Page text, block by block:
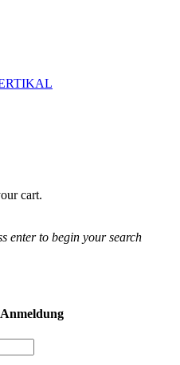
cart.
enter to begin your search